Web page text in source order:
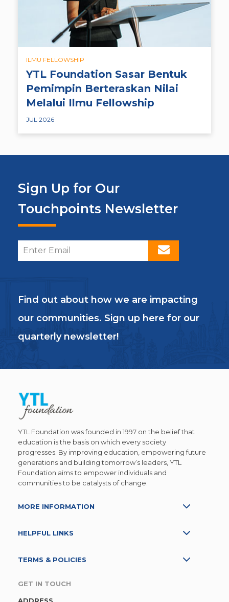
ILMU FELLOWSHIP
YTL Foundation Sasar Bentuk
Pemimpin Berteraskan Nilai
Melalui Ilmu Fellowship
JUL 2026
Sign Up for Our
Touchpoints Newsletter
Find out about how we are impacting
our communities. Sign up here for our
quarterly newsletter!
YTL Foundation was founded in 1997 on the belief that
education is the basis on which every society
progresses. By improving education, empowering future
generations and building tomorrow’s leaders, YTL
Foundation aims to empower individuals and
communities to be catalysts of change.
MORE INFORMATION
HELPFUL LINKS
TERMS & POLICIES
GET IN TOUCH